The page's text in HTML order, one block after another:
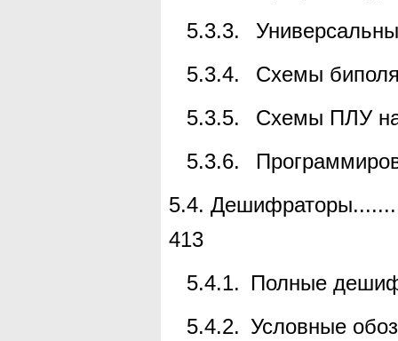
5.3.3.
5.3.4.
Схемы
5.3.5.
Схемы ПЛУ
5.3.6.
5.4. Дешифраторы
413
5.4.1. Полные
5.4.2. Условные